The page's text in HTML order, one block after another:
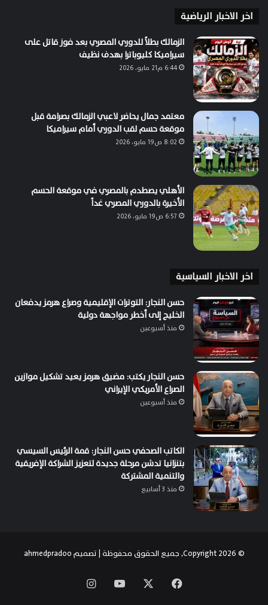
اخر الاخبار الرياضية
الزمالك بطلاً للدوري المصري بعد فوز قاتل على
سيراميكا كليوباترا بهدف نظيف
6:44 م21 مايو، 2026
معتمد جمال يحاضر لاعبي الزمالك بصرامة قبل
موقعة حسم لقب الدوري أمام سيراميكا
8:02 ص19 مايو، 2026
الأهلي يصطدم بالمصري في موقعة الحسم
الأخيرة بالدوري المصري غداً
6:57 ص19 مايو، 2026
اخر الاخبار السياسية
حسن النجار: التوترات الإقليمية وصراع هرمز يدفعان
الخليج إلى أخطر مواجهة دولية
منذ أسبوعين
حسن النجار يكتب: مضيق هرمز يعيد تشكيل موازين
الصراع الأمريكي الإيراني
منذ أسبوعين
الكاتب الصحفي حسن النجار: قمة الرئيس السيسي
بتنزانيا تدشن مرحلة جديدة لتعزيز الشراكة الإفريقية
والتنمية المشتركة
منذ 3 أسابيع
© Copyright 2026, جميع الحقوق محفوظة | تصميم ahmedpradoo
فيسبوك ‫YouTube